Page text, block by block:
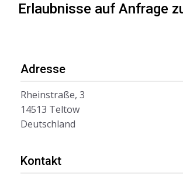
Erlaubnisse auf Anfrage
Adresse
Rheinstraße, 3
14513 Teltow
Deutschland
Kontakt